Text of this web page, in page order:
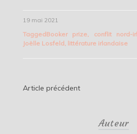
19 mai 2021
TaggedBooker prize conflit nord-
Joëlle Losfeld, littérature irlandaise
Navigation
Article précédent
Auteur